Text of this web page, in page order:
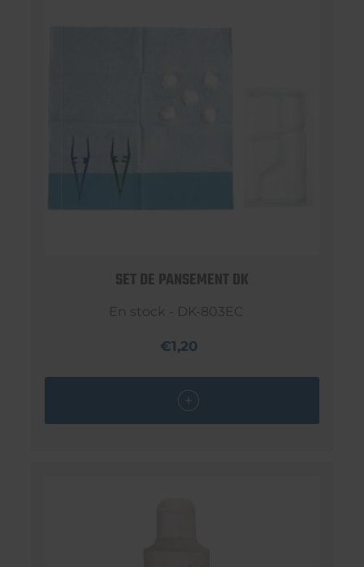
SET DE PANSEMENT DK
En stock - DK-803EC
€1,20